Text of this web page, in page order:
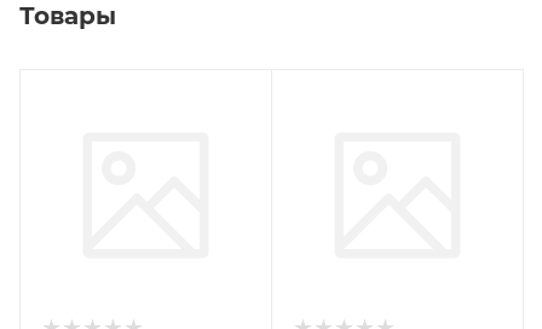
Товары